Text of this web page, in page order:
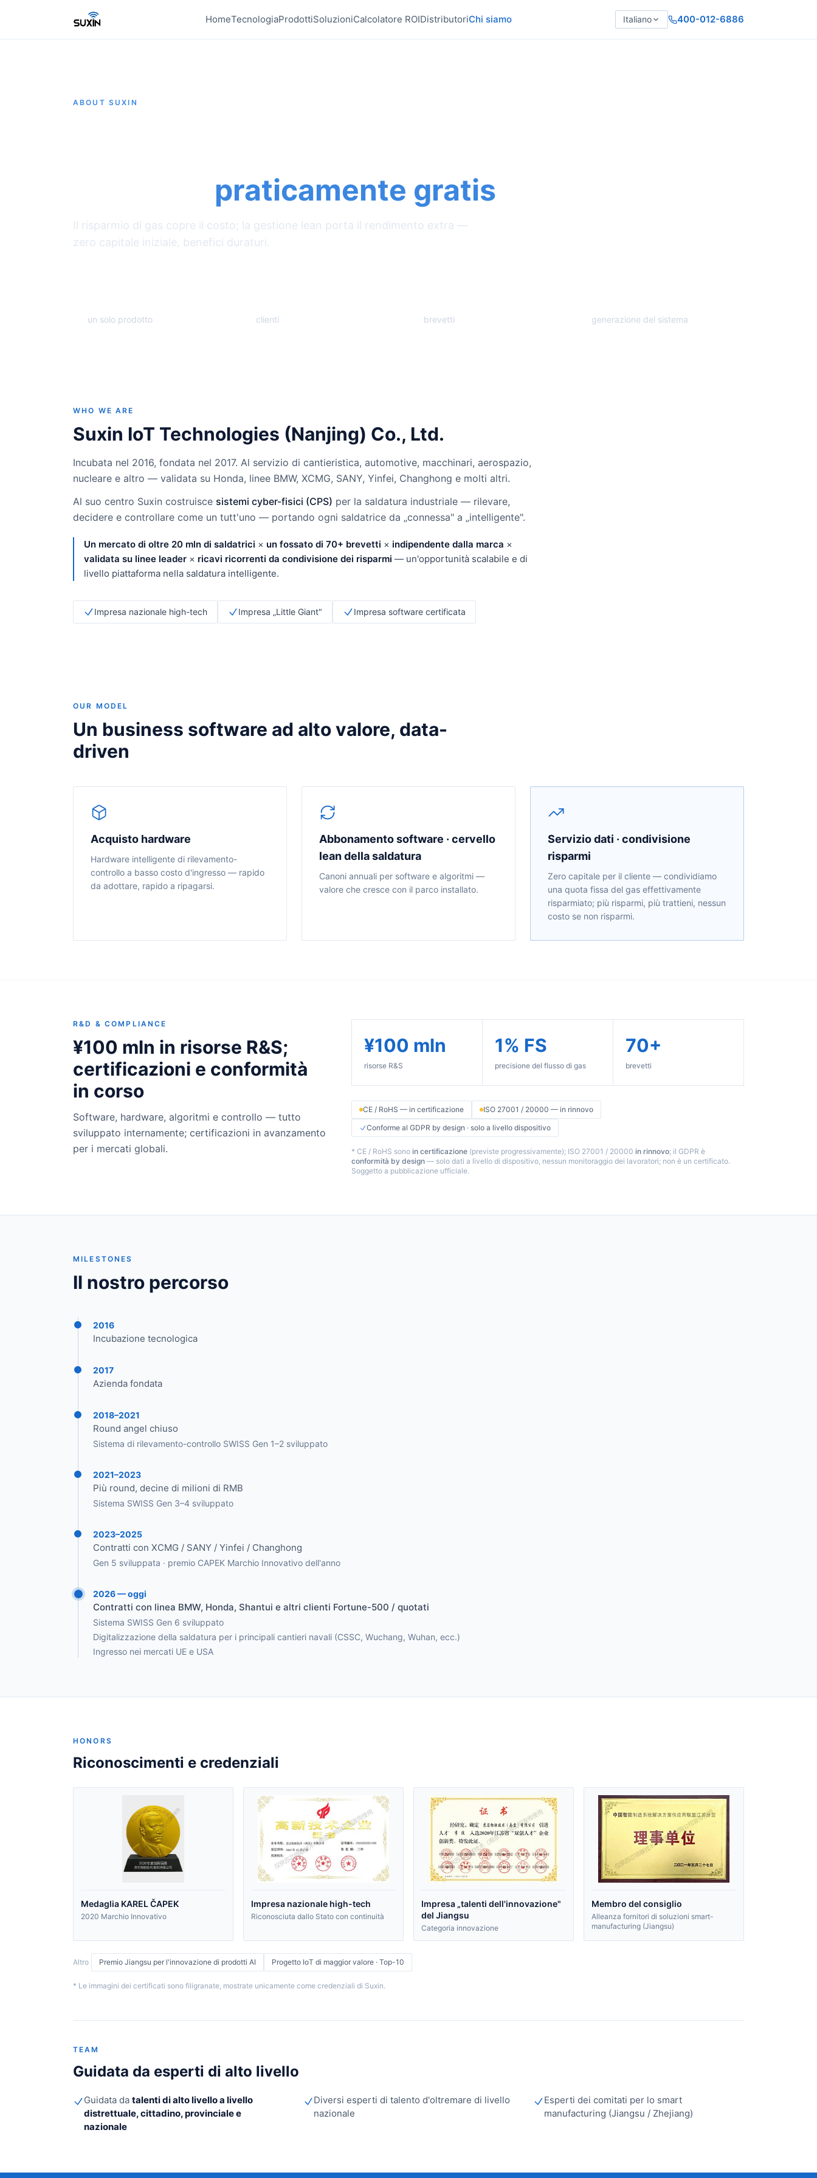
HomeTecnologiaProdottiSoluzioniCalcolatore ROIDistributoriChi siamo Italiano 400-012-6886
ABOUT SUXIN
praticamente gratis
Il risparmio di gas copre il costo; la gestione lean porta il rendimento extra —
zero capitale iniziale, benefici duraturi.
un solo prodotto clienti brevetti generazione del sistema
WHO WE ARE
Suxin IoT Technologies (Nanjing) Co., Ltd.
Incubata nel 2016, fondata nel 2017. Al servizio di cantieristica, automotive, macchinari, aerospazio,
nucleare e altro — validata su Honda, linee BMW, XCMG, SANY, Yinfei, Changhong e molti altri.
Al suo centro Suxin costruisce sistemi cyber-fisici (CPS) per la saldatura industriale — rilevare,
decidere e controllare come un tutt'uno — portando ogni saldatrice da „connessa" a „intelligente".
Un mercato di oltre 20 mln di saldatrici × un fossato di 70+ brevetti × indipendente dalla marca ×
validata su linee leader × ricavi ricorrenti da condivisione dei risparmi — un'opportunità scalabile e di
livello piattaforma nella saldatura intelligente.
Impresa nazionale high-tech Impresa „Little Giant" Impresa software certificata
OUR MODEL
Un business software ad alto valore, data-
driven
Acquisto hardware
Hardware intelligente di rilevamento-
controllo a basso costo d'ingresso — rapido
da adottare, rapido a ripagarsi.
Abbonamento software · cervello
lean della saldatura
Canoni annuali per software e algoritmi —
valore che cresce con il parco installato.
Servizio dati · condivisione
risparmi
Zero capitale per il cliente — condividiamo
una quota fissa del gas effettivamente
risparmiato; più risparmi, più trattieni, nessun
costo se non risparmi.
R&D & COMPLIANCE
¥100 mln in risorse R&S;
certificazioni e conformità
in corso
Software, hardware, algoritmi e controllo — tutto
sviluppato internamente; certificazioni in avanzamento
per i mercati globali.
¥100 mln
risorse R&S
1% FS
precisione del flusso di gas
70+
brevetti
CE / RoHS — in certificazione
ISO 27001 / 20000 — in rinnovo
Conforme al GDPR by design · solo a livello dispositivo
* CE / RoHS sono in certificazione(previste progressivamente); ISO 27001 / 20000 in rinnovo; il GDPR è
conformità by design— solo dati a livello di dispositivo, nessun monitoraggio dei lavoratori; non è un certificato.
Soggetto a pubblicazione ufficiale.
MILESTONES
Il nostro percorso
2016
Incubazione tecnologica
2017
Azienda fondata
2018–2021
Round angel chiuso
Sistema di rilevamento-controllo SWISS Gen 1–2 sviluppato
2021–2023
Più round, decine di milioni di RMB
Sistema SWISS Gen 3–4 sviluppato
2023–2025
Contratti con XCMG / SANY / Yinfei / Changhong
Gen 5 sviluppata · premio CAPEK Marchio Innovativo dell'anno
2026 — oggi
Contratti con linea BMW, Honda, Shantui e altri clienti Fortune-500 / quotati
Sistema SWISS Gen 6 sviluppato
Digitalizzazione della saldatura per i principali cantieri navali (CSSC, Wuchang, Wuhan, ecc.)
Ingresso nei mercati UE e USA
HONORS
Riconoscimenti e credenziali
Medaglia KAREL ČAPEK
2020 Marchio Innovativo
Impresa nazionale high-tech
Riconosciuta dallo Stato con continuità
Impresa „talenti dell'innovazione"
del Jiangsu
Categoria innovazione
Membro del consiglio
Alleanza fornitori di soluzioni smart-
manufacturing (Jiangsu)
Altro Premio Jiangsu per l'innovazione di prodotti AI Progetto IoT di maggior valore · Top-10
* Le immagini dei certificati sono filigranate, mostrate unicamente come credenziali di Suxin.
TEAM
Guidata da esperti di alto livello
Guidata da talenti di alto livello a livello
distrettuale, cittadino, provinciale e
nazionale
Diversi esperti di talento d'oltremare di livello
nazionale
Esperti dei comitati per lo smart
manufacturing (Jiangsu / Zhejiang)